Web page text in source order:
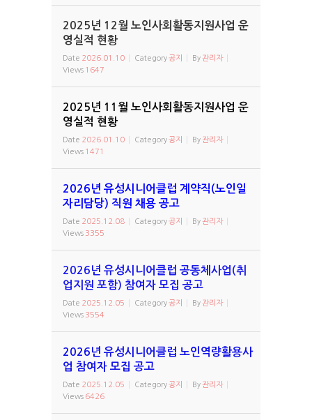
2025년 12월 노인사회활동지원사업 운
영실적 현황
Date 2026.01.10 Category공지 By 관리자
Views 1647
2025년 11월 노인사회활동지원사업 운
영실적 현황
Date 2026.01.10 Category공지 By 관리자
Views 1471
2026년 유성시니어클럽 계약직(노인일
자리담당) 직원 채용 공고
Date 2025.12.08 Category공지 By 관리자
Views 3355
2026년 유성시니어클럽 공동체사업(취
업지원 포함) 참여자 모집 공고
Date 2025.12.05 Category공지 By 관리자
Views 3554
2026년 유성시니어클럽 노인역량활용사
업 참여자 모집 공고
Date 2025.12.05 Category공지 By 관리자
Views 6426